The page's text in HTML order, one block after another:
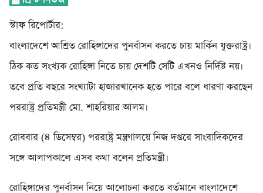
স্টাফ রিপোর্টার:
বাংলাদেশে আশ্রিত রোহিঙ্গাদের পুনর্বাসন করতে চায় মার্কিন যুক্তরাষ্ট্র।
ঠিক কত সংখ্যক রোহিঙ্গা নিতে চায় দেশটি সেটি এখনও নির্দিষ্ট নয়।
তবে প্রতি বছরে সংখ্যাটা হাজারখানেক হতে পারে বলে ধারণা করছেন
পররাষ্ট্র প্রতিমন্ত্রী মো. শাহরিয়ার আলম।
রোববার (৪ ডিসেম্বর) পররাষ্ট্র মন্ত্রণালয়ে নিজ দপ্তরে সাংবাদিকদের
সঙ্গে আলাপকালে এসব কথা বলেন প্রতিমন্ত্রী।
রোহিঙ্গাদের পুনর্বাসন নিয়ে আলোচনা করতে বর্তমানে বাংলাদেশে